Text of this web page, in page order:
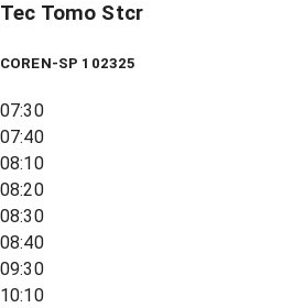
Tec Tomo Stcr
COREN-SP 102325
07:30
07:40
08:10
08:20
08:30
08:40
09:30
10:10